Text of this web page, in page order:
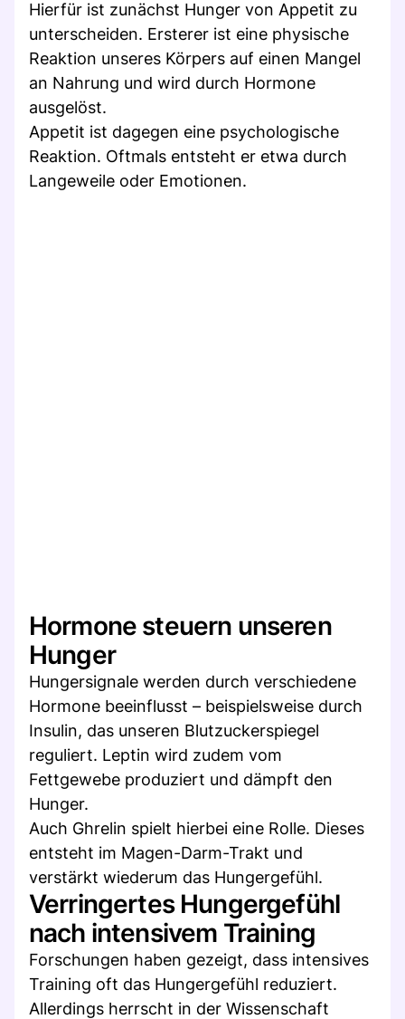
Hierfür ist zunächst Hunger von Appetit zu
unterscheiden. Ersterer ist eine physische
Reaktion unseres Körpers auf einen Mangel
an Nahrung und wird durch Hormone
ausgelöst.
Appetit ist dagegen eine psychologische
Reaktion. Oftmals entsteht er etwa durch
Langeweile oder Emotionen.
Hormone steuern unseren
Hunger
Hungersignale werden durch verschiedene
Hormone beeinflusst – beispielsweise durch
Insulin, das unseren Blutzuckerspiegel
reguliert. Leptin wird zudem vom
Fettgewebe produziert und dämpft den
Hunger.
Auch Ghrelin spielt hierbei eine Rolle. Dieses
entsteht im Magen-Darm-Trakt und
verstärkt wiederum das Hungergefühl.
Verringertes Hungergefühl
nach intensivem Training
Forschungen haben gezeigt, dass intensives
Training oft das Hungergefühl reduziert.
Allerdings herrscht in der Wissenschaft